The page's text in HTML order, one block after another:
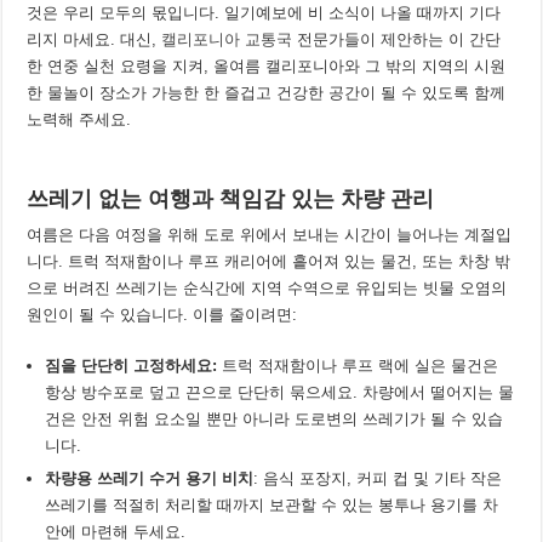
것은 우리 모두의 몫입니다. 일기예보에 비 소식이 나올 때까지 기다
리지 마세요. 대신, 캘리포니아 교통국 전문가들이 제안하는 이 간단
한 연중 실천 요령을 지켜, 올여름 캘리포니아와 그 밖의 지역의 시원
한 물놀이 장소가 가능한 한 즐겁고 건강한 공간이 될 수 있도록 함께
노력해 주세요.
쓰레기 없는 여행과 책임감 있는 차량 관리
여름은 다음 여정을 위해 도로 위에서 보내는 시간이 늘어나는 계절입
니다. 트럭 적재함이나 루프 캐리어에 흩어져 있는 물건, 또는 차창 밖
으로 버려진 쓰레기는 순식간에 지역 수역으로 유입되는 빗물 오염의
원인이 될 수 있습니다. 이를 줄이려면:
짐을 단단히 고정하세요: 트럭 적재함이나 루프 랙에 실은 물건은
항상 방수포로 덮고 끈으로 단단히 묶으세요. 차량에서 떨어지는 물
건은 안전 위험 요소일 뿐만 아니라 도로변의 쓰레기가 될 수 있습
니다.
차량용 쓰레기 수거 용기 비치: 음식 포장지, 커피 컵 및 기타 작은
쓰레기를 적절히 처리할 때까지 보관할 수 있는 봉투나 용기를 차
안에 마련해 두세요.